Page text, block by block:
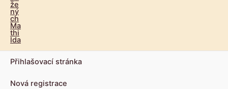
Přihlašovací stránka
Nová registrace